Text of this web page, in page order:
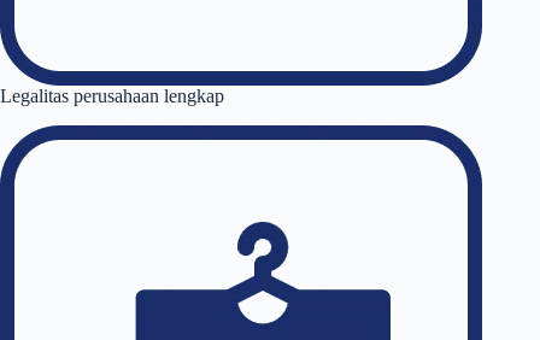
Legalitas perusahaan lengkap